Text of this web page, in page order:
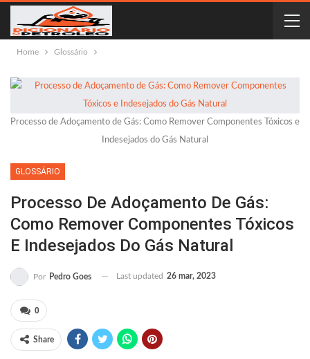
Home Glossário
Processo de Adoçamento de Gás: Como Remover Componentes Tóxicos e
Indesejados do Gás Natural
GLOSSÁRIO
Processo De Adoçamento De Gás:
Como Remover Componentes Tóxicos
E Indesejados Do Gás Natural
Por Pedro Goes Last updated 26 mar, 2023
0
Share